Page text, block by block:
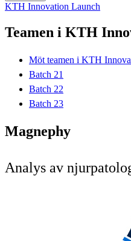
KTH Innovation Launch
Teamen i KTH
Möt teamen i KTH
Batch 21
Batch 22
Batch 23
Magnephy
Analys av